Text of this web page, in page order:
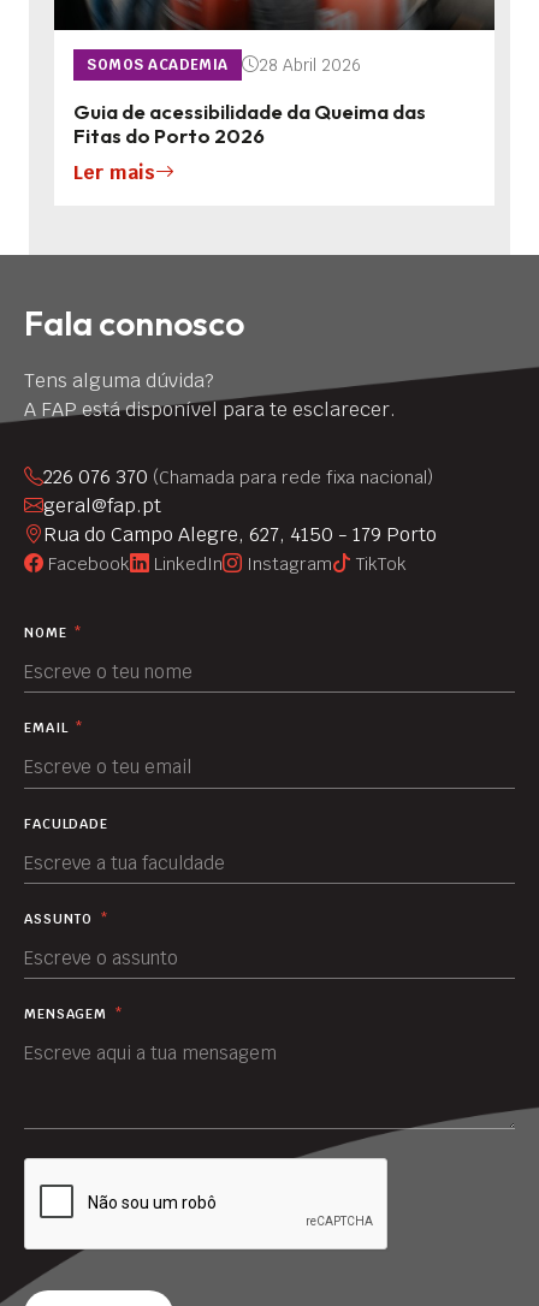
SOMOS ACADEMIA 28 Abril 2026
Guia de acessibilidade da Queima das
Fitas do Porto 2026
Ler mais
Fala connosco
Tens alguma dúvida?
A FAP está disponível para te esclarecer.
226 076 370 (Chamada para rede fixa nacional)
geral@fap.pt
Rua do Campo Alegre, 627, 4150 - 179 Porto
Facebook LinkedIn Instagram TikTok
NOME *
EMAIL *
FACULDADE
ASSUNTO *
MENSAGEM *